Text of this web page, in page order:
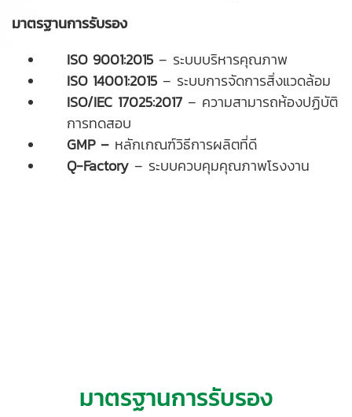
มาตรฐานการรับรอง
ISO 9001:2015 – ระบบบริหารคุณภาพ
ISO 14001:2015 – ระบบการจัดการสิ่งแวดล้อม
ISO/IEC 17025:2017 – ความสามารถห้องปฏิบัติ
การทดสอบ
GMP – หลักเกณฑ์วิธีการผลิตที่ดี
Q-Factory – ระบบควบคุมคุณภาพโรงงาน
มาตรฐานการรับรอง